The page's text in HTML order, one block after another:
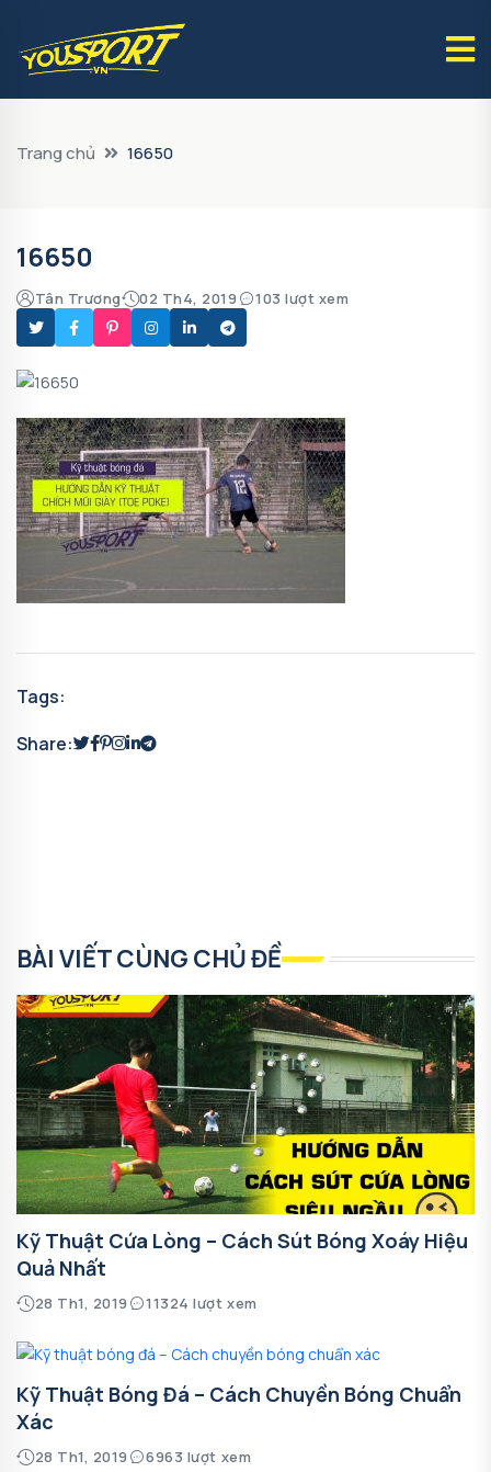
Trang chủ 16650
16650
Tân Trương 02 Th4, 2019 103 lượt xem
Tags:
Share:
BÀI VIẾT CÙNG CHỦ ĐỀ
Kỹ Thuật Cứa Lòng – Cách Sút Bóng Xoáy Hiệu
Quả Nhất
28 Th1, 2019 11324 lượt xem
Kỹ Thuật Bóng Đá – Cách Chuyền Bóng Chuẩn
Xác
28 Th1, 2019 6963 lượt xem